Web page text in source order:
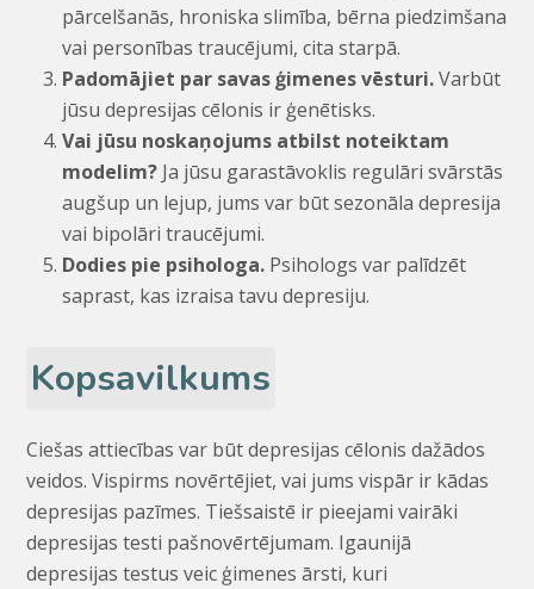
pārcelšanās, hroniska slimība, bērna piedzimšana
vai personības traucējumi, cita starpā.
Padomājiet par savas ģimenes vēsturi.Varbūt
jūsu depresijas cēlonis ir ģenētisks.
Vai jūsu noskaņojums atbilst noteiktam
modelim? Ja jūsu garastāvoklis regulāri svārstās
augšup un lejup, jums var būt sezonāla depresija
vai bipolāri traucējumi.
Dodies pie psihologa. Psihologs var palīdzēt
saprast, kas izraisa tavu depresiju.
Kopsavilkums
Ciešas attiecības var būt depresijas cēlonis dažādos
veidos. Vispirms novērtējiet, vai jums vispār ir kādas
depresijas pazīmes. Tiešsaistē ir pieejami vairāki
depresijas testi pašnovērtējumam. Igaunijā
depresijas testus veic ģimenes ārsti, kuri